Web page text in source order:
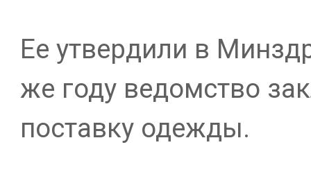
Ее утвердили в
же году ведомство
поставку одежды.